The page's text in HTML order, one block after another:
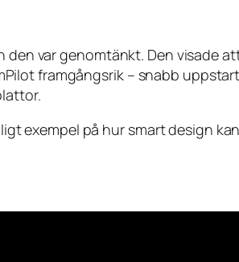
var genomtänkt. Den visade
framgångsrik – snabb
exempel på hur smart design